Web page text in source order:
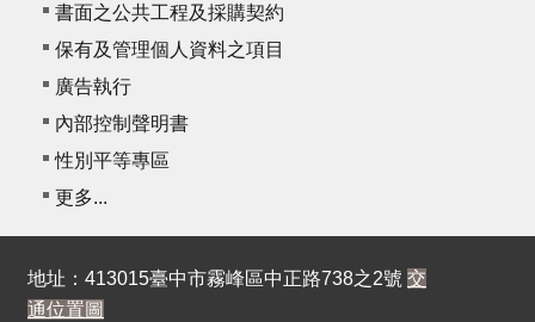
書面之公共工程及採購契約
保有及管理個人資料之項目
廣告執行
內部控制聲明書
性別平等專區
更多...
地址：413015臺中市霧峰區中正路738之2號 交
通位置圖